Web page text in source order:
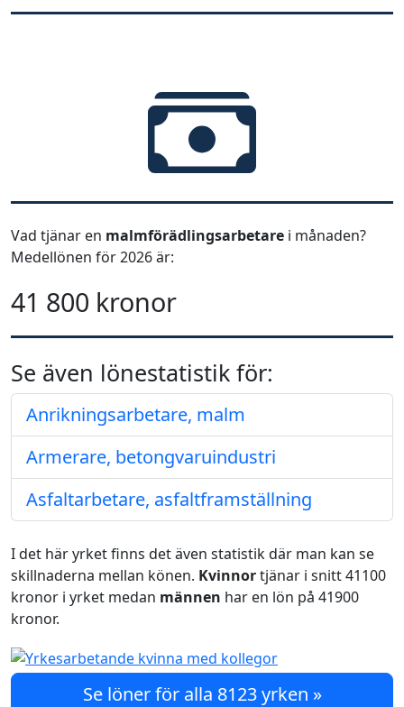
Vad tjänar en malmförädlingsarbetare i månaden?
Medellönen för 2026 är:
41 800 kronor
Se även lönestatistik för:
Anrikningsarbetare, malm
Armerare, betongvaruindustri
Asfaltarbetare, asfaltframställning
I det här yrket finns det även statistik där man kan se
skillnaderna mellan könen. Kvinnortjänar i snitt 41100
kronor i yrket medan männen har en lön på 41900
kronor.
Se löner för alla 8123 yrken »